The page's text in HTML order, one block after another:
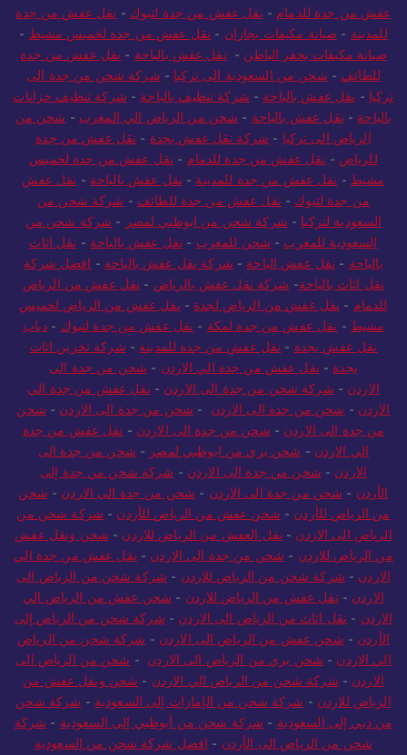
عفش من جدة للدمام - نقل عفش من جدة لتبوك - نقل عفش من جدة
للمدينة - صيانة مكيفات بجازان - نقل عفش من جدة لخميس مشيط -
صيانة مكيفات بحفر الباطن - نقل عفش بالباحة - نقل عفش من جدة
للطائف - شحن من السعودية الى تركيا - شركة شحن من جدة الى
تركيا - نقل عفش بالباحة - شركة تنظيف بالباحة - شركة تنظيف خزانات
بالباحة - نقل عفش بالباحة - شحن من الرياض الي المغرب - شحن من
الرياض الى تركيا - شركة نقل عفش بجدة - نقل عفش من جدة
للرياض - نقل عفش من جدة للدمام - نقل عفش من جدة لخميس
مشيط - نقل عفش من جدة للمدينة - نقل عفش بالباحة - نقل عفش
من جدة لتبوك - نقل عفش من جدة للطائف - شركة شحن من
السعودية لتركيا - شركة شحن من ابوظبي لمصر - شركة شحن من
السعودية للمغرب - شحن للمغرب - نقل عفش بالباحة - نقل اثاث
بالباحة - نقل عفش الباحة - شركة نقل عفش بالباحة - افضل شركة
نقل اثاث بالباحة- شركة نقل عفش بالرياض - نقل عفش من الرياض
للدمام - نقل عفش من الرياض لجدة - نقل عفش من الرياض لخميس
مشيط - نقل عفش من جدة لمكة - نقل عفش من جدة لتبوك - دباب
نقل عفش بجدة - نقل عفش من جدة للمدينة - شركة تخزين اثاث
بجدة - نقل عفش من جدة الي الاردن - شحن من جدة الى
الاردن - شركة شحن من جدة الى الاردن - نقل عفش من جدة الي
الاردن - شحن من جدة الى الاردن - شحن من جدة الى الاردن - شحن
من جدة الى الاردن - شحن من جدة الى الاردن - نقل عفش من جدة
الي الاردن - شحن بري من ابوظبي لمصر - شحن من جدة الى
الاردن - شحن من جدة الى الاردن - شركة شحن من جدة إلى
الأردن - شحن من جدة الى الاردن - شحن من جدة الى الاردن - شحن
من الرياض للأردن - شحن عفش من الرياض للأردن - شركة شحن من
الرياض الى الاردن - نقل العفش من الرياض للاردن - شحن ونقل عفش
من الرياض للاردن - شحن من جدة الى الاردن - نقل عفش من جدة الي
الاردن - شركة شحن من الرياض للاردن - شركة شحن من الرياض الى
الاردن - نقل عفش من الرياض للاردن - شحن عفش من الرياض الي
الاردن - نقل اثاث من الرياض الى الاردن - شركة شحن من الرياض إلى
الأردن - شحن عفش من الرياض الى الاردن - شركة شحن من الرياض
الي الاردن - شحن بري من الرياض الى الاردن - شحن من الرياض الى
الاردن - شركة شحن من الرياض الي الاردن - شحن ونقل عفش من
الرياض للاردن - شركة شحن من الإمارات إلى السعودية - شركة شحن
من دبي إلى السعودية - شركة شحن من أبوظبي إلى السعودية - شركة
شحن من الرياض الى الأردن - افضل شركة شحن من السعودية